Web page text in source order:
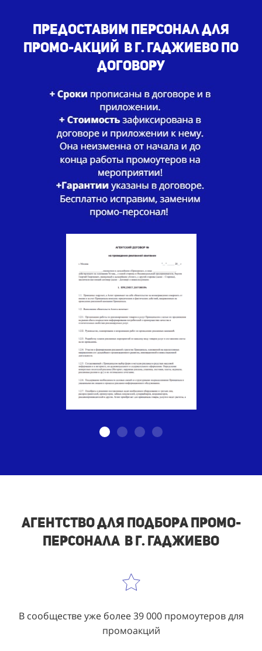
Предоставим персонал для
промо-акций в г. Гаджиево по
договору
Агентство для подбора промо-
персонала в г. Гаджиево
В сообществе уже более 39 000 промоутеров для
промоакций